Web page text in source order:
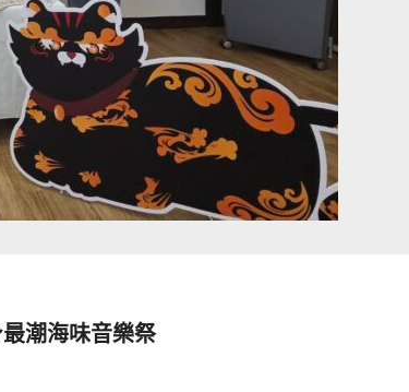
潮海味音樂祭